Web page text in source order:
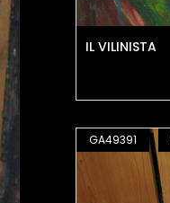
IL VILINISTA
GA49391